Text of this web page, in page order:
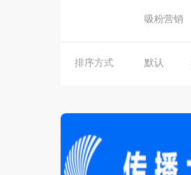
吸粉营销
排序方式 默认